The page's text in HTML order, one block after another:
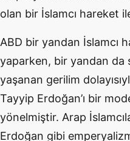
olan bir İslamcı hareket
ABD bir yandan İslamcı
yaparken, bir yandan da
yaşanan gerilim
Tayyip Erdoğan’ı bir
yönelmiştir. Arap
Erdoğan gibi